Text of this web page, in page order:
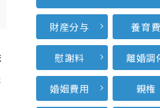
財産分与 養育費
慰謝料 離婚調
婚姻費用 親権